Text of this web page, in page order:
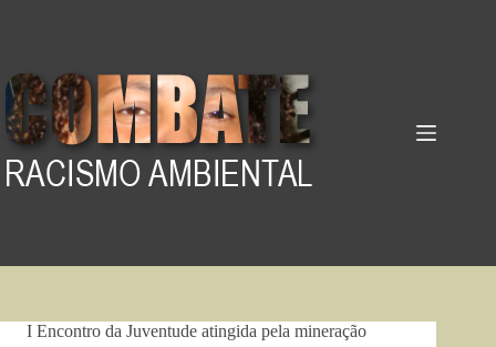
I Encontro da Juventude atingida pela mineração